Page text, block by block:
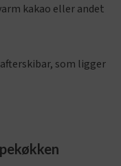
kakao eller andet
som ligger